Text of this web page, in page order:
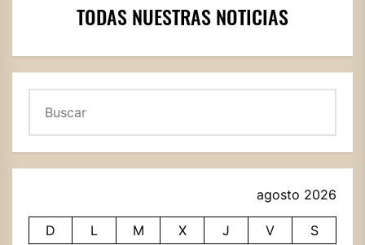
TODAS NUESTRAS NOTICIAS
agosto 2026
D L M X J V
S